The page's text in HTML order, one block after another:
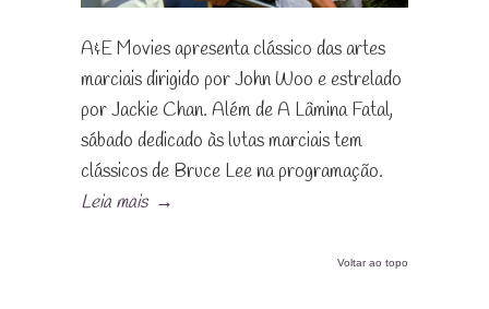
A&E Movies apresenta clássico das artes
marciais dirigido por John Woo e estrelado
por Jackie Chan. Além de A Lâmina Fatal,
sábado dedicado às lutas marciais tem
clássicos de Bruce Lee na programação.
Leia mais →
Voltar ao topo